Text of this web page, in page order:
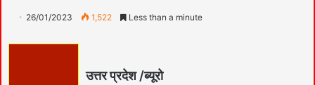
26/01/2023 1,522 Less than a minute
उत्तर प्रदेश /ब्यूरो